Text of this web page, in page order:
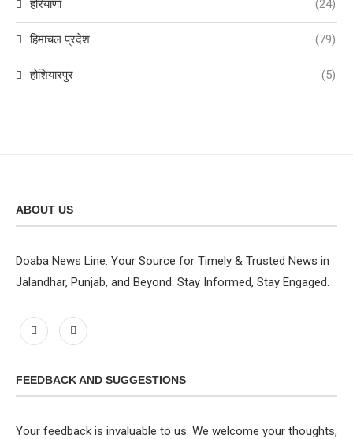
हरियाणा (24)
हिमाचल प्रदेश (79)
होशियारपुर (5)
ABOUT US
Doaba News Line: Your Source for Timely & Trusted News in
Jalandhar, Punjab, and Beyond. Stay Informed, Stay Engaged.
FEEDBACK AND SUGGESTIONS
Your feedback is invaluable to us. We welcome your thoughts,